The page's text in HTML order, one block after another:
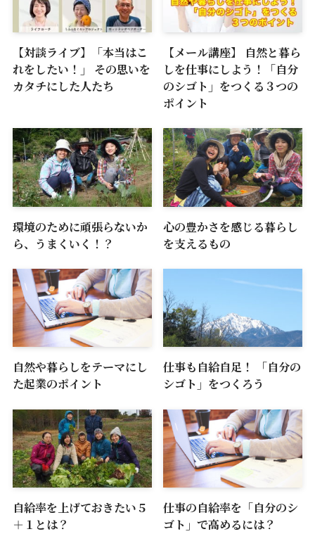
【対談ライブ】「本当はこ
れをしたい！」 その思いを
カタチにした人たち
【メール講座】 自然と暮ら
しを仕事にしよう！「自分
のシゴト」をつくる３つの
ポイント
環境のために頑張らないか
ら、うまくいく！？
心の豊かさを感じる暮らし
を支えるもの
自然や暮らしをテーマにし
た起業のポイント
仕事も自給自足！ 「自分の
シゴト」をつくろう
自給率を上げておきたい５
＋１とは？
仕事の自給率を「自分のシ
ゴト」で高めるには？